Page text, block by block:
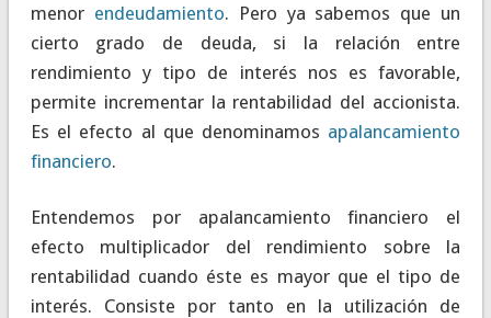
menor endeudamiento. Pero ya sabemos que un
cierto grado de deuda, si la relación entre
rendimiento y tipo de interés nos es favorable,
permite incrementar la rentabilidad del accionista.
Es el efecto al que denominamos apalancamiento
financiero.
Entendemos por apalancamiento financiero el
efecto multiplicador del rendimiento sobre la
rentabilidad cuando éste es mayor que el tipo de
interés. Consiste por tanto en la utilización de